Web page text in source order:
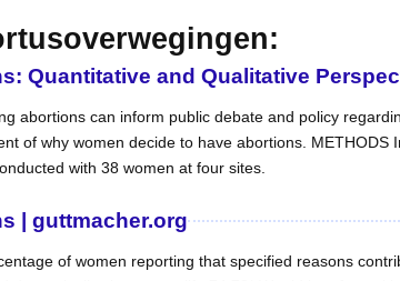
Quantitative and Qualitative
abortions can inform public debate and policy
of why women decide to have abortions.
with 38 women at four sites.
| guttmacher.org
of women reporting that specified reasons